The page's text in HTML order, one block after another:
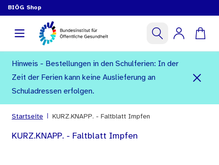
BIÖG Shop
Hinweis - Bestellungen in den Schulferien: In der
Zeit der Ferien kann keine Auslieferung an
Schuladressen erfolgen.
Startseite KURZ.KNAPP. - Faltblatt Impfen
KURZ.KNAPP. - Faltblatt Impfen